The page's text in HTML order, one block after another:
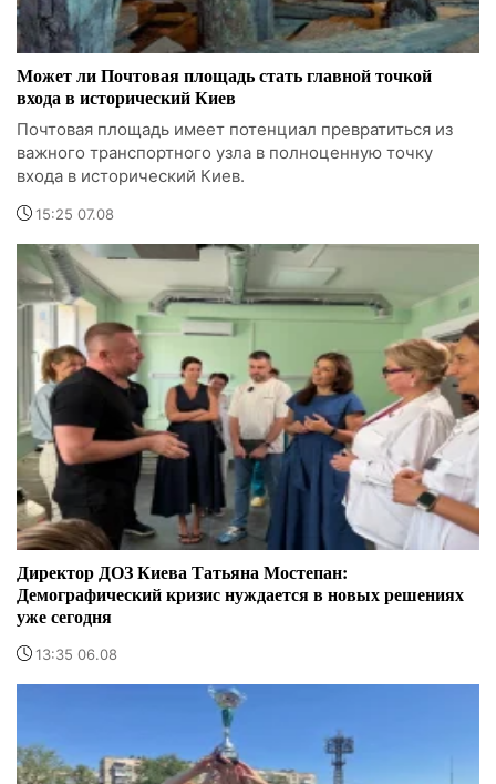
Может ли Почтовая площадь стать главной точкой
входа в исторический Киев
Почтовая площадь имеет потенциал превратиться из
важного транспортного узла в полноценную точку
входа в исторический Киев.
15:25 07.08
Директор ДОЗ Киева Татьяна Мостепан:
Демографический кризис нуждается в новых решениях
уже сегодня
13:35 06.08